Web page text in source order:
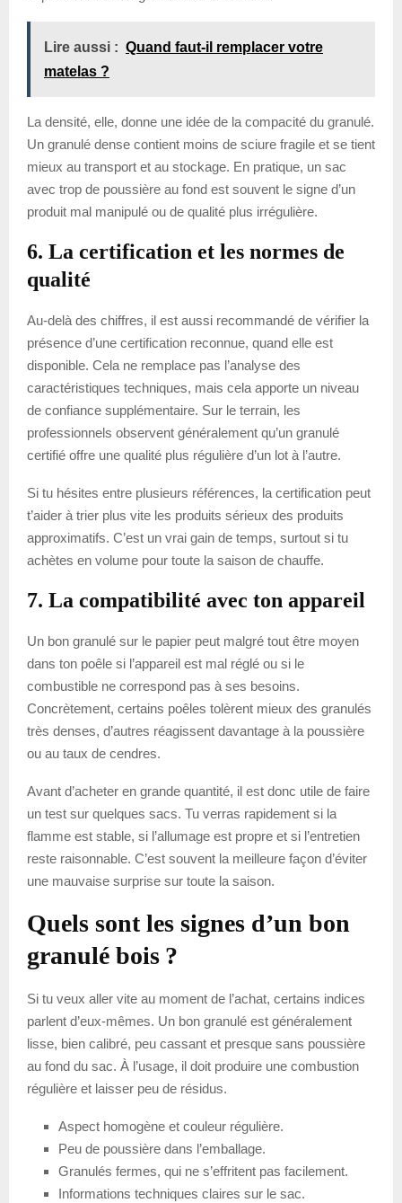
Lire aussi : Quand faut-il remplacer votre
matelas ?
La densité, elle, donne une idée de la compacité du granulé.
Un granulé dense contient moins de sciure fragile et se tient
mieux au transport et au stockage. En pratique, un sac
avec trop de poussière au fond est souvent le signe d’un
produit mal manipulé ou de qualité plus irrégulière.
6. La certification et les normes de
qualité
Au-delà des chiffres, il est aussi recommandé de vérifier la
présence d’une certification reconnue, quand elle est
disponible. Cela ne remplace pas l’analyse des
caractéristiques techniques, mais cela apporte un niveau
de confiance supplémentaire. Sur le terrain, les
professionnels observent généralement qu’un granulé
certifié offre une qualité plus régulière d’un lot à l’autre.
Si tu hésites entre plusieurs références, la certification peut
t’aider à trier plus vite les produits sérieux des produits
approximatifs. C’est un vrai gain de temps, surtout si tu
achètes en volume pour toute la saison de chauffe.
7. La compatibilité avec ton appareil
Un bon granulé sur le papier peut malgré tout être moyen
dans ton poêle si l’appareil est mal réglé ou si le
combustible ne correspond pas à ses besoins.
Concrètement, certains poêles tolèrent mieux des granulés
très denses, d’autres réagissent davantage à la poussière
ou au taux de cendres.
Avant d’acheter en grande quantité, il est donc utile de faire
un test sur quelques sacs. Tu verras rapidement si la
flamme est stable, si l’allumage est propre et si l’entretien
reste raisonnable. C’est souvent la meilleure façon d’éviter
une mauvaise surprise sur toute la saison.
Quels sont les signes d’un bon
granulé bois ?
Si tu veux aller vite au moment de l’achat, certains indices
parlent d’eux-mêmes. Un bon granulé est généralement
lisse, bien calibré, peu cassant et presque sans poussière
au fond du sac. À l’usage, il doit produire une combustion
régulière et laisser peu de résidus.
Aspect homogène et couleur régulière.
Peu de poussière dans l’emballage.
Granulés fermes, qui ne s’effritent pas facilement.
Informations techniques claires sur le sac.